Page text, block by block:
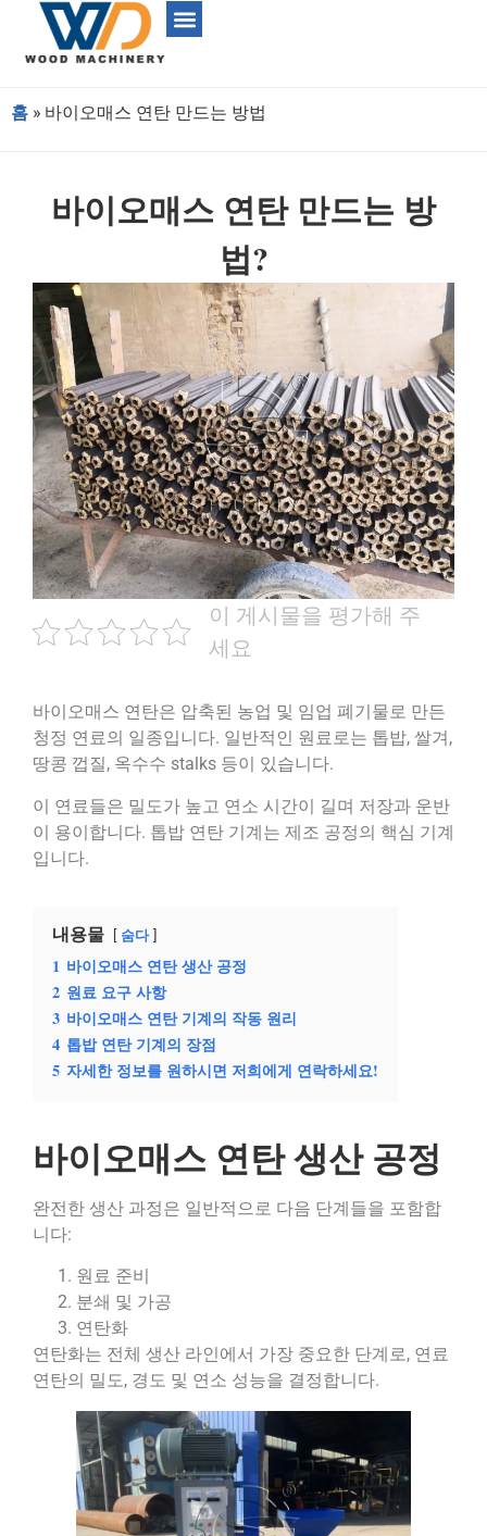
홈 » 바이오매스 연탄 만드는 방법
바이오매스 연탄 만드는 방
법?
이 게시물을 평가해 주
세요
바이오매스 연탄은 압축된 농업 및 임업 폐기물로 만든
청정 연료의 일종입니다. 일반적인 원료로는 톱밥, 쌀겨,
땅콩 껍질, 옥수수 stalks 등이 있습니다.
이 연료들은 밀도가 높고 연소 시간이 길며 저장과 운반
이 용이합니다. 톱밥 연탄 기계는 제조 공정의 핵심 기계
입니다.
내용물 숨다
1 바이오매스 연탄 생산 공정
2 원료 요구 사항
3 바이오매스 연탄 기계의 작동 원리
4 톱밥 연탄 기계의 장점
5 자세한 정보를 원하시면 저희에게 연락하세요!
바이오매스 연탄 생산 공정
완전한 생산 과정은 일반적으로 다음 단계들을 포함합
니다:
원료 준비
분쇄 및 가공
연탄화
연탄화는 전체 생산 라인에서 가장 중요한 단계로, 연료
연탄의 밀도, 경도 및 연소 성능을 결정합니다.